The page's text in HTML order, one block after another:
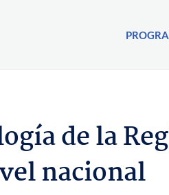
de la
nacional